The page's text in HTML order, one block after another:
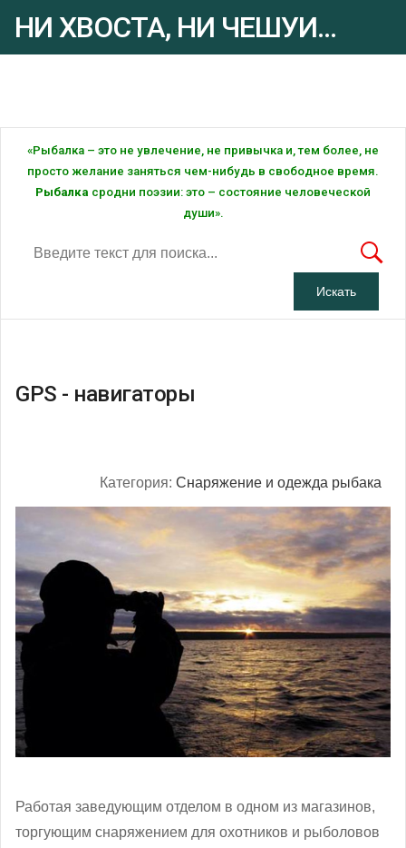
НИ ХВОСТА, НИ ЧЕШУИ...
«Рыбалка – это не увлечение, не привычка и, тем более, не
просто желание заняться чем-нибудь в свободное время.
Рыбалка сродни поэзии: это – состояние человеческой
души».
GPS - навигаторы
Категория: Снаряжение и одежда рыбака
Работая заведующим отделом в одном из магазинов,
торгующим снаряжением для охотников и рыболовов